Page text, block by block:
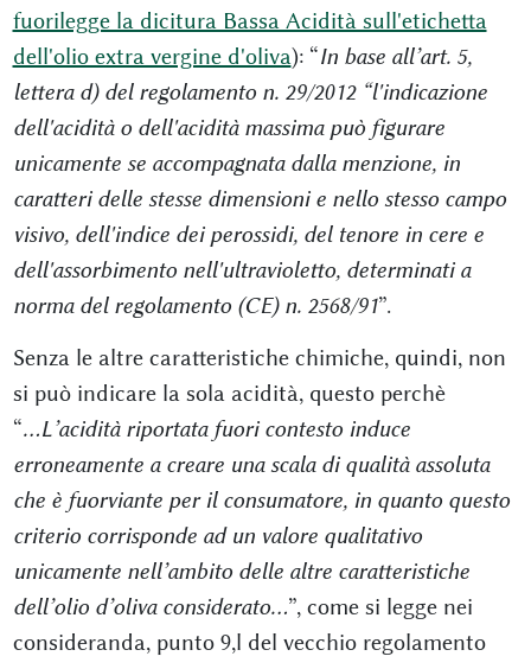
fuorilegge la dicitura Bassa Acidità sull'etichetta
dell'olio extra vergine d'oliva): “In base all’art. 5,
lettera d) del regolamento n. 29/2012 “l'indicazione
dell'acidità o dell'acidità massima può figurare
unicamente se accompagnata dalla menzione, in
caratteri delle stesse dimensioni e nello stesso campo
visivo, dell'indice dei perossidi, del tenore in cere e
dell'assorbimento nell'ultravioletto, determinati a
norma del regolamento (CE) n. 2568/91”.
Senza le altre caratteristiche chimiche, quindi, non
si può indicare la sola acidità, questo perchè
“...L’acidità riportata fuori contesto induce
erroneamente a creare una scala di qualità assoluta
che è fuorviante per il consumatore, in quanto questo
criterio corrisponde ad un valore qualitativo
unicamente nell’ambito delle altre caratteristiche
dell’olio d’oliva considerato...”, come si legge nei
consideranda, punto 9,l del vecchio regolamento